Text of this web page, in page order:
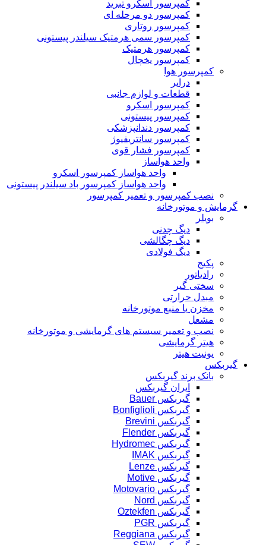
کمپرسور اسکرو تبرید
کمپرسور دو مرحله ای
کمپرسور روتاری
کمپرسور سمی هرمتیک سیلندر پیستونی
کمپرسور هرمتیک
کمپرسور یخچال
کمپرسور هوا
درایر
قطعات و لوازم جانبی
کمپرسور اسکرو
کمپرسور پیستونی
کمپرسور دندانپزشکی
کمپرسور سانتریفیوژ
کمپرسور فشار قوی
واحد هواساز
واحد هواساز کمپرسور اسکرو
واحد هواساز کمپرسور باد سیلندر پیستونی
نصب کمپرسور و تعمیر کمپرسور
گرمایش و موتورخانه
بویلر
دیگ چدنی
دیگ چگالشی
دیگ فولادی
پکیج
رادیاتور
سختی گیر
مبدل حرارتی
مخزن یا منبع موتورخانه
مشعل
نصب و تعمیر سیستم های گرمایشی و موتورخانه
هیتر گرمایشی
یونیت هیتر
گیربکس
بانک برند گیربکس
ایران گیربکس
گیربکس Bauer
گیربکس Bonfiglioli
گیربکس Brevini
گیربکس Flender
گیربکس Hydromec
گیربکس IMAK
گیربکس Lenze
گیربکس Motive
گیربکس Motovario
گیربکس Nord
گیربکس Oztekfen
گیربکس PGR
گیربکس Reggiana